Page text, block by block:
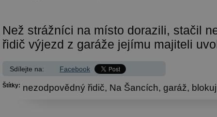
Než strážníci na místo dorazili, stačil
řidič výjezd z garáže jejímu majiteli
Sdílejte na: Facebook
Štítky: nezodpovědný řidič, Na Šancích, garáž,